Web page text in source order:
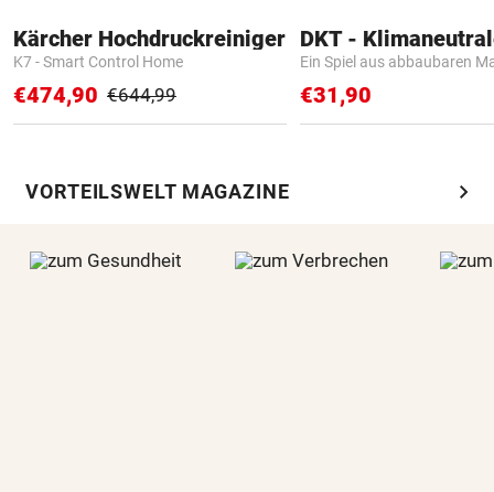
Kärcher Hochdruckreiniger
K7 - Smart Control Home
€474,90 €644,99
Ein Spiel aus abbaubaren
€31,90
VORTEILSWELT MAGAZINE chevron_right